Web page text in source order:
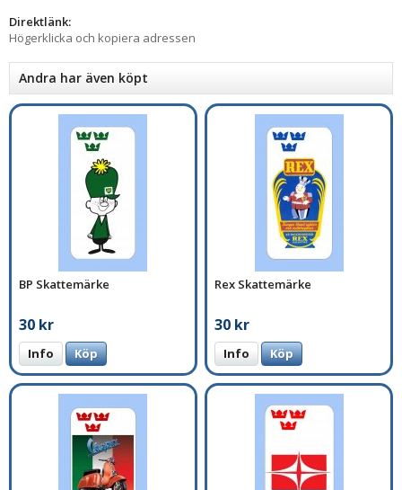
Direktlänk:
Högerklicka och kopiera adressen
Andra har även köpt
BP Skattemärke
30 kr
Info Köp
Rex Skattemärke
30 kr
Info Köp